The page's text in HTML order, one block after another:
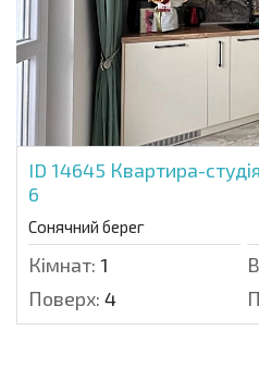
ID 14645 Квартира-
6
Сонячний берег
Кімнат: 1
Поверх: 4